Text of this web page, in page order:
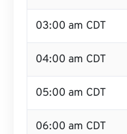
03:00 am CDT
04:00 am CDT
05:00 am CDT
06:00 am CDT